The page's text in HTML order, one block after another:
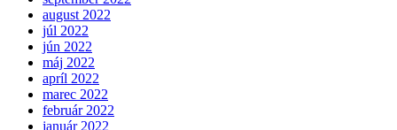
august 2022
júl 2022
jún 2022
máj 2022
apríl 2022
marec 2022
február 2022
január 2022